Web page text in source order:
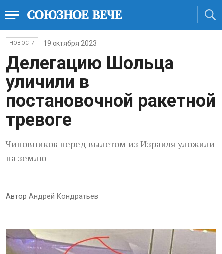
НОВОСТИ 19 октября 2023
Делегацию Шольца
уличили в
постановочной ракетной
тревоге
Чиновников перед вылетом из Израиля уложили
на землю
Автор Андрей Кондратьев